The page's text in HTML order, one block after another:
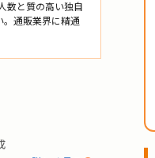
数と質の高い独自
通販業界に精通